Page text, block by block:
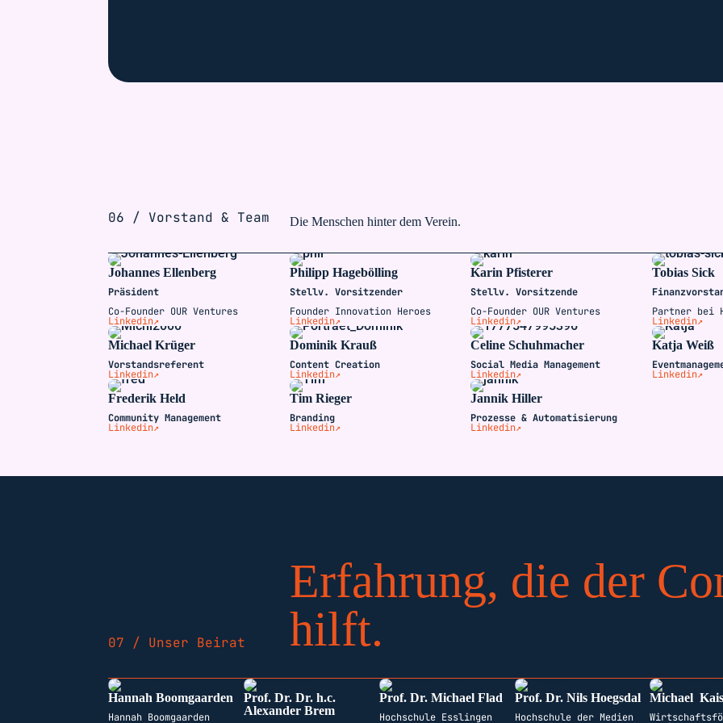
06 / Vorstand & Team Die Menschen hinter dem Verein.
Johannes Ellenberg
Präsident
Co-Founder OUR Ventures
Linkedin↗
Philipp Hagebölling
Stellv. Vorsitzender
Founder Innovation Heroes
Linkedin↗
Karin Pfisterer
Stellv. Vorsitzende
Co-Founder OUR Ventures
Linkedin↗
Tobias Sick
Partner bei
Linkedin↗
Michael Krüger
Vorstandsreferent
Linkedin↗
Dominik Krauß
Content Creation
Linkedin↗
Celine Schuhmacher
Social Media Management
Linkedin↗
Katja Weiß
Linkedin↗
Frederik Held
Community Management
Linkedin↗
Tim Rieger
Branding
Linkedin↗
Jannik Hiller
Prozesse & Automatisierung
Linkedin↗
07 / Unser Beirat
Erfahrung, die der
hilft.
Hannah Boomgaarden
Hannah Boomgaarden
Prof. Dr. Dr. h.c.
Alexander Brem
Prof. Dr. Michael Flad
Hochschule Esslingen
Prof. Dr. Nils Hoegsdal
Hochschule der Medien
Michael